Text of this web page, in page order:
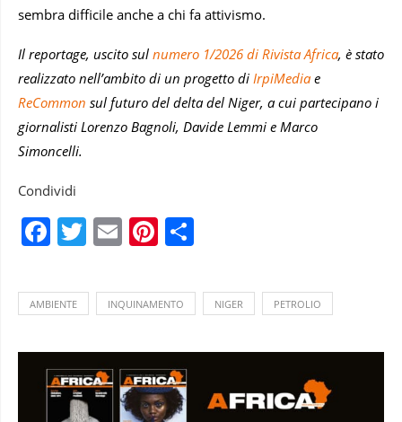
sembra difficile anche a chi fa attivismo.
Il reportage, uscito sul numero 1/2026 di Rivista Africa, è stato
realizzato nell’ambito di un progetto di IrpiMediae
ReCommon sul futuro del delta del Niger, a cui partecipano i
giornalisti Lorenzo Bagnoli, Davide Lemmi e Marco
Simoncelli.
Condividi
Facebook
Twitter
EmailPinterest
AMBIENTE INQUINAMENTO NIGER PETROLIO